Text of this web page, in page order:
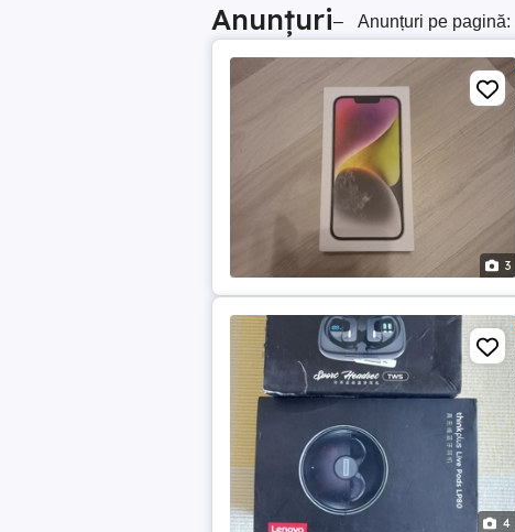
Anunțuri– Anunțuri pe pagină:
3
4